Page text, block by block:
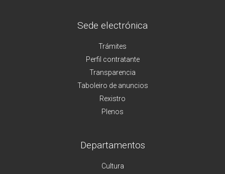
Sede electrónica
Trámites
Perfil contratante
Transparencia
Taboleiro de anuncios
Rexistro
Plenos
Departamentos
Cultura